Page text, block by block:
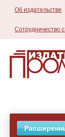
Об издательстве
Сотрудничество